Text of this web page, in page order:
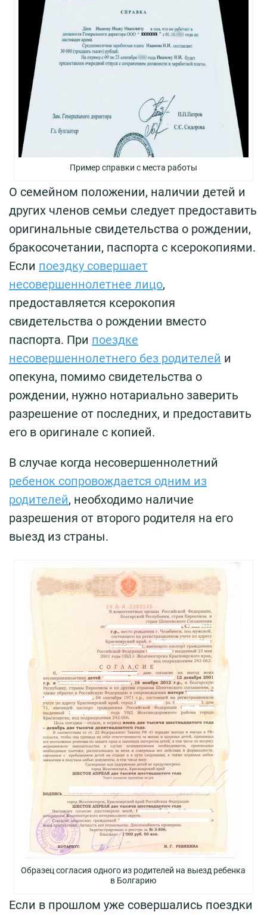
Пример справки с места работы
О семейном положении, наличии детей и
других членов семьи следует предоставить
оригинальные свидетельства о рождении,
бракосочетании, паспорта с ксерокопиями.
Если поездку совершает
несовершеннолетнее лицо,
предоставляется ксерокопия
свидетельства о рождении вместо
паспорта. При поездке
несовершеннолетнего без родителей и
опекуна, помимо свидетельства о
рождении, нужно нотариально заверить
разрешение от последних, и предоставить
его в оригинале с копией.
В случае когда несовершеннолетний
ребенок сопровождается одним из
родителей, необходимо наличие
разрешения от второго родителя на его
выезд из страны.
Образец согласия одного из родителей на выезд ребенка
в Болгарию
Если в прошлом уже совершались поездки